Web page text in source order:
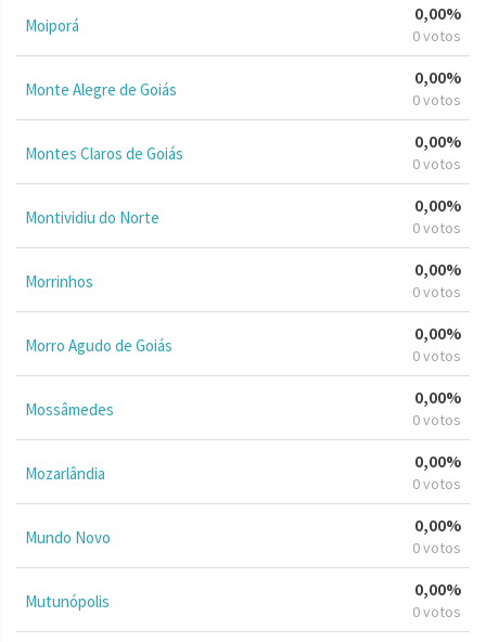
Moiporá
0,00%
0 votos
Monte Alegre de Goiás
0,00%
0 votos
Montes Claros de Goiás
0,00%
0 votos
Montividiu do Norte
0,00%
0 votos
Morrinhos
0,00%
0 votos
Morro Agudo de Goiás
0,00%
0 votos
Mossâmedes
0,00%
0 votos
Mozarlândia
0,00%
0 votos
Mundo Novo
0,00%
0 votos
Mutunópolis
0,00%
0 votos